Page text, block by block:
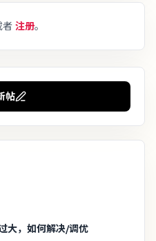
者 注册。
帖
大，如何解决/调优